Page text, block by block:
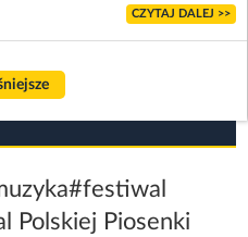
CZYTAJ DALEJ >>
#festiwal
Polskiej Piosenki